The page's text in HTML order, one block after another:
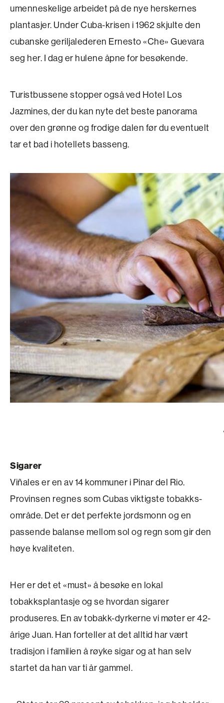
umenneskelige arbeidet på de nye herskernes
plantasjer. Under Cuba-krisen i 1962 skjulte den
cubanske geriljalederen Ernesto «Che» Guevara
seg her. I dag er hulene åpne for besøkende.
Turistbussene stopper også ved Hotel Los
Jazmines, der du kan nyte det beste panorama
over den grønne og frodige dalen før du eventuelt
tar et bad i hotellets basseng.
Sigarer
Viñales er en av 14 kommuner i Pinar del Rio.
Provinsen regnes som Cubas viktigste tobakks­
område. Det er det perfekte jordsmonn og en
passende balanse mellom sol og regn som gir den
høye kvaliteten.
Her er det et «must» å besøke en lokal
tobakksplantasje og se hvordan sigarer
produseres. En av tobakk-dyrkerne vi møter er 42-
årige Juan. Han forteller at det alltid har vært
tradisjon i familien å røyke sigar og at han selv
startet da han var ti år gammel.